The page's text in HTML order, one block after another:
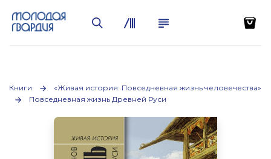
Книги
«Живая история: Повседневная жизнь человечества»
Повседневная жизнь Древней Руси